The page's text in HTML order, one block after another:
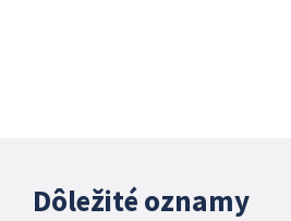
Dôležité oznamy